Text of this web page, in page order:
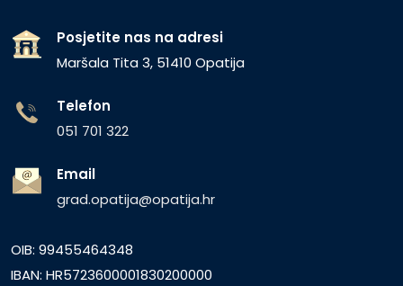
Posjetite nas na adresi
Maršala Tita 3, 51410 Opatija
Telefon
051 701 322
Email
grad.opatija@opatija.hr
OIB: 99455464348
IBAN: HR5723600001830200000